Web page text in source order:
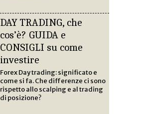
DAY TRADING, che
cos’è? GUIDA e
CONSIGLI su come
investire
Forex Day trading: significato e
come si fa. Che differenze ci sono
rispetto allo scalping e al trading
di posizione?